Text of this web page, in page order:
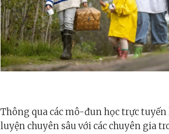
Thông qua các mô-đun học trực
luyện chuyên sâu với các chuyên gia